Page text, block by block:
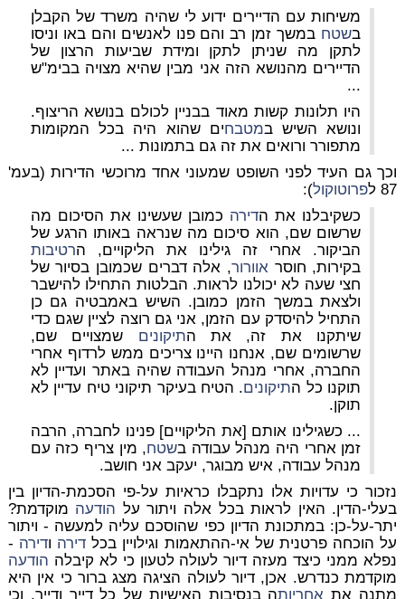
משיחות עם הדיירים ידוע לי שהיה משרד של הקבלן
בשטח במשך זמן רב והם פנו לאנשים והם באו וניסו
לתקן מה שניתן לתקן ומידת שביעות הרצון של
הדיירים מהנושא הזה אני מבין שהיא מצויה בבימ"ש
...
היו תלונות קשות מאוד בבניין לכולם בנושא הריצוף.
ונושא השיש במטבחים שהוא היה בכל המקומות
מתפורר ורואים את זה גם בתמונות ...
וכך גם העיד לפני השופט שמעוני אחד מרוכשי הדירות (בעמ'
87 ל
פרוטוקול):
כשקיבלנו את הדירה כמובן שעשינו את הסיכום מה
שרשום שם, הוא סיכום מה שנראה באותו הרגע של
הביקור. אחרי זה גילינו את הליקויים, הרטיבות
בקירות, חוסר אוורור, אלה דברים שכמובן בסיור של
חצי שעה לא יכולנו לראות. הבלטות התחילו להישבר
ולצאת במשך הזמן כמובן. השיש באמבטיה גם כן
התחיל להיסדק עם הזמן, אני גם רוצה לציין שגם כדי
שיתקנו את זה, את התיקונים שמצויים שם,
שרשומים שם, אנחנו היינו צריכים ממש לרדוף אחרי
החברה, אחרי מנהל העבודה שהיה באתר ועדיין לא
תוקנו כל התיקונים. הטיח בעיקר תיקוני טיח עדיין לא
תוקן.
... כשגילינו אותם [את הליקויים] פנינו לחברה, הרבה
זמן אחרי היה מנהל עבודה בשטח, מין צריף כזה עם
מנהל עבודה, איש מבוגר, יעקב אני חושב.
נזכור כי עדויות אלו נתקבלו כראיות על-פי הסכמת-הדיון בין
בעלי-הדין. האין לראות בכל אלה ויתור על הודעה מוקדמת?
יתר-על-כן: במתכונת הדיון כפי שהוסכם עליה למעשה - ויתור
על הוכחה פרטנית של אי-ההתאמות וגילויין בכל דירה ודירה -
נפלא ממני כיצד מעזה דיור לעולה לטעון כי לא קיבלה הודעה
מוקדמת כנדרש. אכן, דיור לעולה הציגה מצג ברור כי אין היא
מתנה את אחריותה בנסיבות האישיות של כל דייר ודייר, וכי